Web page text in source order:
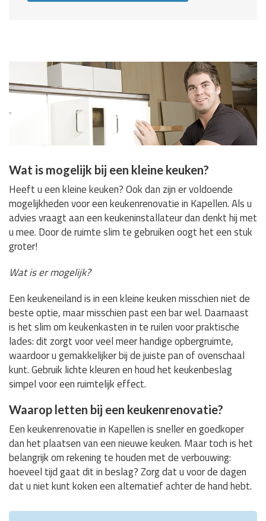
Wat is mogelijk bij een kleine keuken?
Heeft u een kleine keuken? Ook dan zijn er voldoende
mogelijkheden voor een keukenrenovatie in Kapellen. Als u
advies vraagt aan een keukeninstallateur dan denkt hij met
u mee. Door de ruimte slim te gebruiken oogt het een stuk
groter!
Wat is er mogelijk?
Een keukeneiland is in een kleine keuken misschien niet de
beste optie, maar misschien past een bar wel. Daarnaast
is het slim om keukenkasten in te ruilen voor praktische
lades: dit zorgt voor veel meer handige opbergruimte,
waardoor u gemakkelijker bij de juiste pan of ovenschaal
kunt. Gebruik lichte kleuren en houd het keukenbeslag
simpel voor een ruimtelijk effect.
Waarop letten bij een keukenrenovatie?
Een keukenrenovatie in Kapellen is sneller en goedkoper
dan het plaatsen van een nieuwe keuken. Maar toch is het
belangrijk om rekening te houden met de verbouwing:
hoeveel tijd gaat dit in beslag? Zorg dat u voor de dagen
dat u niet kunt koken een alternatief achter de hand hebt.